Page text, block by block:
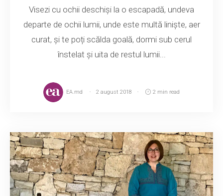
Visezi cu ochii deschiși la o escapadă, undeva
departe de ochii lumii, unde este multă liniște, aer
curat, și te poți scălda goală, dormi sub cerul
înstelat și uita de restul lumii...
EA.md 2 august 2018 2 min read